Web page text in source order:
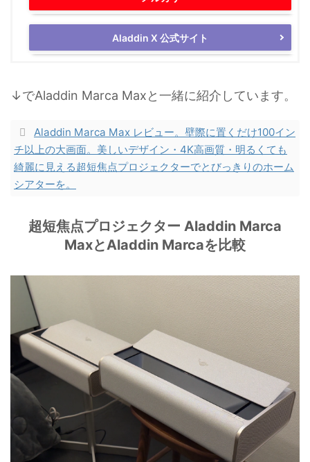
Aladdin X 公式サイト
↓でAladdin Marca Maxと一緒に紹介しています。
Aladdin Marca Max レビュー。壁際に置くだけ100イン
チ以上の大画面。美しいデザイン・4K高画質・明るくても
綺麗に見える超短焦点プロジェクターでとびっきりのホーム
シアターを。
超短焦点プロジェクター Aladdin Marca
MaxとAladdin Marcaを比較